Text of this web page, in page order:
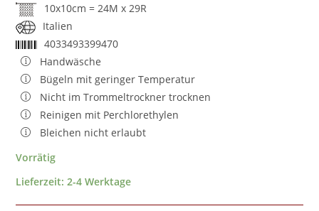
10x10cm = 24M x 29R
Italien
4033493399470
Handwäsche
Bügeln mit geringer Temperatur
Nicht im Trommeltrockner trocknen
Reinigen mit Perchlorethylen
Bleichen nicht erlaubt
Vorrätig
Lieferzeit:2-4 Werktage